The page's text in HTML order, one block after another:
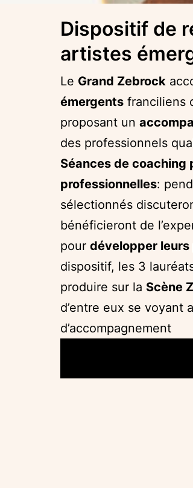
Dispositif de
artistes
Le Grand Zebrock
émergents franciliens
proposant un
des professionnels
Séances de coaching
professionnelles:
sélectionnés
bénéficieront de
pour développer
dispositif, les 3
produire sur la Scène
d’entre eux se voyant
d’accompagnement